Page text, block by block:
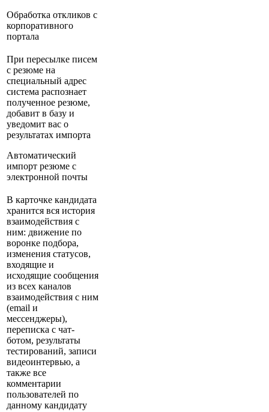
Обработка откликов с
корпоративного
портала
При пересылке писем
с резюме на
специальный адрес
система распознает
полученное резюме,
добавит в базу и
уведомит вас о
результатах импорта
Автоматический
импорт резюме с
электронной почты
В карточке кандидата
хранится вся история
взаимодействия с
ним: движение по
воронке подбора,
изменения статусов,
входящие и
исходящие сообщения
из всех каналов
взаимодействия с ним
(email и
мессенджеры),
переписка с чат-
ботом, результаты
тестирований, записи
видеоинтервью, а
также все
комментарии
пользователей по
данному кандидату